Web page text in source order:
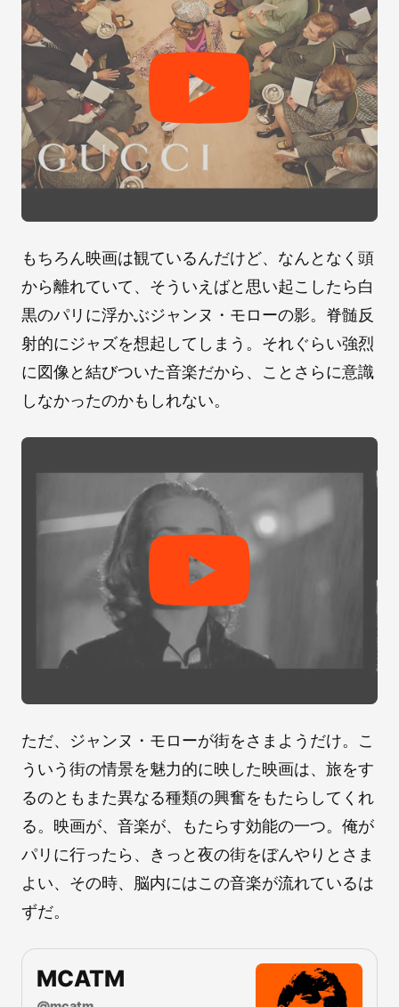
もちろん映画は観ているんだけど、なんとなく頭
から離れていて、そういえばと思い起こしたら白
黒のパリに浮かぶジャンヌ・モローの影。脊髄反
射的にジャズを想起してしまう。それぐらい強烈
に図像と結びついた音楽だから、ことさらに意識
しなかったのかもしれない。
ただ、ジャンヌ・モローが街をさまようだけ。こ
ういう街の情景を魅力的に映した映画は、旅をす
るのともまた異なる種類の興奮をもたらしてくれ
る。映画が、音楽が、もたらす効能の一つ。俺が
パリに行ったら、きっと夜の街をぼんやりとさま
よい、その時、脳内にはこの音楽が流れているは
ずだ。
MCATM